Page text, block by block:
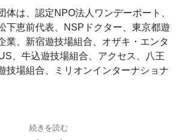
体は、認定NPO法人ワンデーポート、
下恵前代表、NSPドクター、東京都遊
業、新宿遊技場組合、オザキ・エンタ
、牛込遊技場組合、アクセス、八王
技場組合、ミリオンインターナショナ
続きを読む